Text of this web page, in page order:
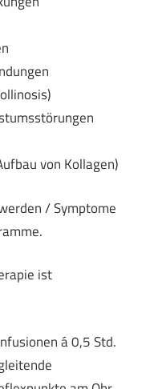
von Kollagen)
/ Symptome
ist
á 0,5 Std.